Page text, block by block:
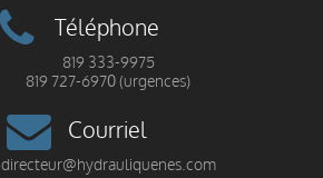
Téléphone
819 333-9975
819 727-6970 (urgences)
Courriel
directeur@hydrauliquenes.com